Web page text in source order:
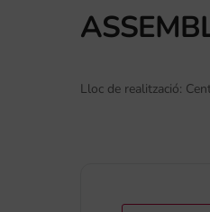
Lloc de realització: